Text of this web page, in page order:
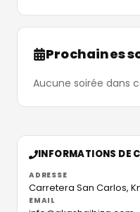
Prochaines
Aucune soirée dans
INFORMATIONS DE
ADRESSE
Carretera San Carlos,
EMAIL